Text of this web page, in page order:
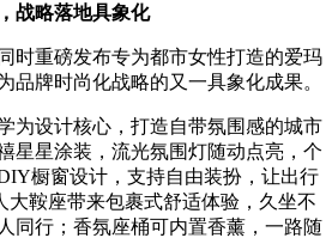
战略落地具象化
时重磅发布专为都市女性打造的爱玛
品牌时尚化战略的又一具象化成果。
为设计核心，打造自带氛围感的城市
星星涂装，流光氛围灯随动点亮，个
橱窗设计，支持自由装扮，让出行
大鞍座带来包裹式舒适体验，久坐不
同行；香氛座桶可内置香薰，一路随